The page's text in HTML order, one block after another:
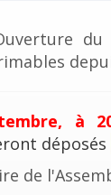
du
à
déposés
de